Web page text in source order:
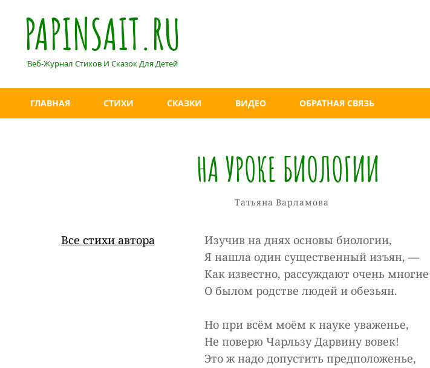
PAPINSAIT.RU
Веб-Журнал Стихов И Сказок Для Детей
ГЛАВНАЯ СТИХИ СКАЗКИ ВИДЕО ОБРАТНАЯ СВЯЗЬ
НА УРОКЕ БИОЛОГИИ
Рубрики
Татьяна Варламова
Все стихи автора
Изучив на днях основы биологии,
Я нашла один существенный изъян, —
Как известно, рассуждают очень многие
О былом родстве людей и обезьян.
Но при всём моём к науке уваженье,
Не поверю Чарльзу Дарвину вовек!
Это ж надо допустить предположенье,